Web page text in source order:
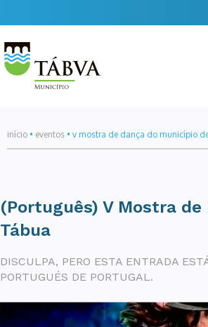
início• eventos•v mostra de dança do município
(Português) V Mostra
Tábua
DISCULPA, PERO ESTA ENTRADA
PORTUGUÉS DE PORTUGAL.